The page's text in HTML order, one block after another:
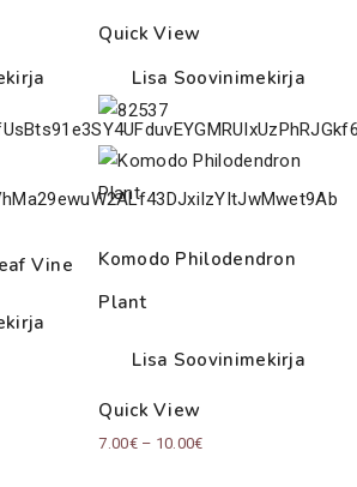
Vine
Quick View
Lisa Soovinimekirja
Komodo Philodendron
Plant
Lisa Soovinimekirja
Quick View
7.00€ – 10.00€Price